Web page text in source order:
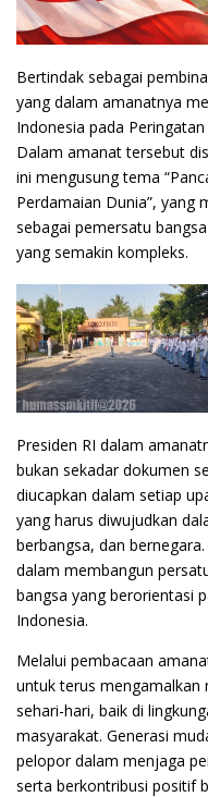
Bertindak sebagai
yang dalam amanatnya
Indonesia pada
Dalam amanat tersebut
ini mengusung tema
Perdamaian Dunia”, yang
sebagai pemersatu
yang semakin kompleks.
Presiden RI dalam
bukan sekadar dokumen
diucapkan dalam setiap
yang harus diwujudkan
berbangsa, dan
dalam membangun
bangsa yang berorientasi
Indonesia.
Melalui pembacaan
untuk terus mengamalkan
sehari-hari, baik di
masyarakat. Generasi
pelopor dalam menjaga
serta berkontribusi positif